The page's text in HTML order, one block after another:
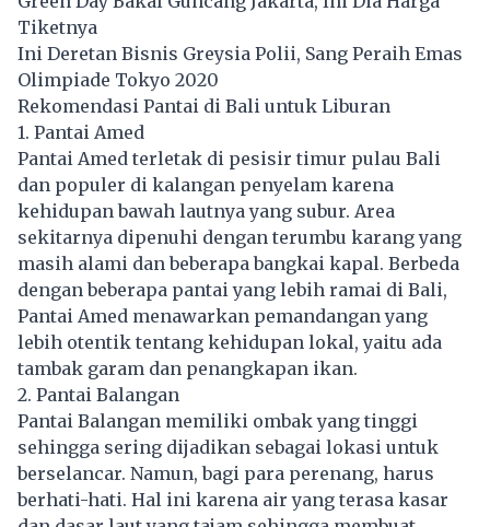
Tiketnya
Ini Deretan Bisnis Greysia Polii, Sang Peraih Emas
Olimpiade Tokyo 2020
Rekomendasi Pantai di Bali untuk Liburan
1. Pantai Amed
Pantai Amed terletak di pesisir timur pulau Bali
dan populer di kalangan penyelam karena
kehidupan bawah lautnya yang subur. Area
sekitarnya dipenuhi dengan terumbu karang yang
masih alami dan beberapa bangkai kapal. Berbeda
dengan beberapa pantai yang lebih ramai di Bali,
Pantai Amed menawarkan pemandangan yang
lebih otentik tentang kehidupan lokal, yaitu ada
tambak garam dan penangkapan ikan.
2. Pantai Balangan
Pantai Balangan memiliki ombak yang tinggi
sehingga sering dijadikan sebagai lokasi untuk
berselancar. Namun, bagi para perenang, harus
berhati-hati. Hal ini karena air yang terasa kasar